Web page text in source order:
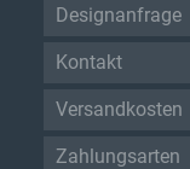
Designanfrage
Kontakt
Versandkosten
Zahlungsarten